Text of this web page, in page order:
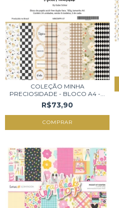
COLEÇÃO MINHA
PRECIOSIDADE - BLOCO A4 -...
R$73,90